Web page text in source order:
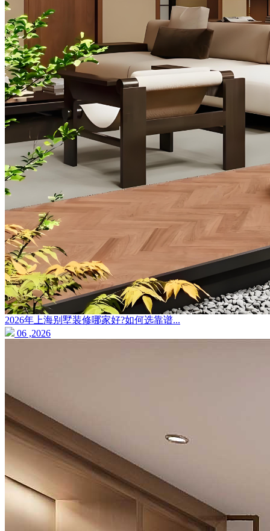
2026年上海别墅装修哪家好?如何选靠谱...
06 ,2026